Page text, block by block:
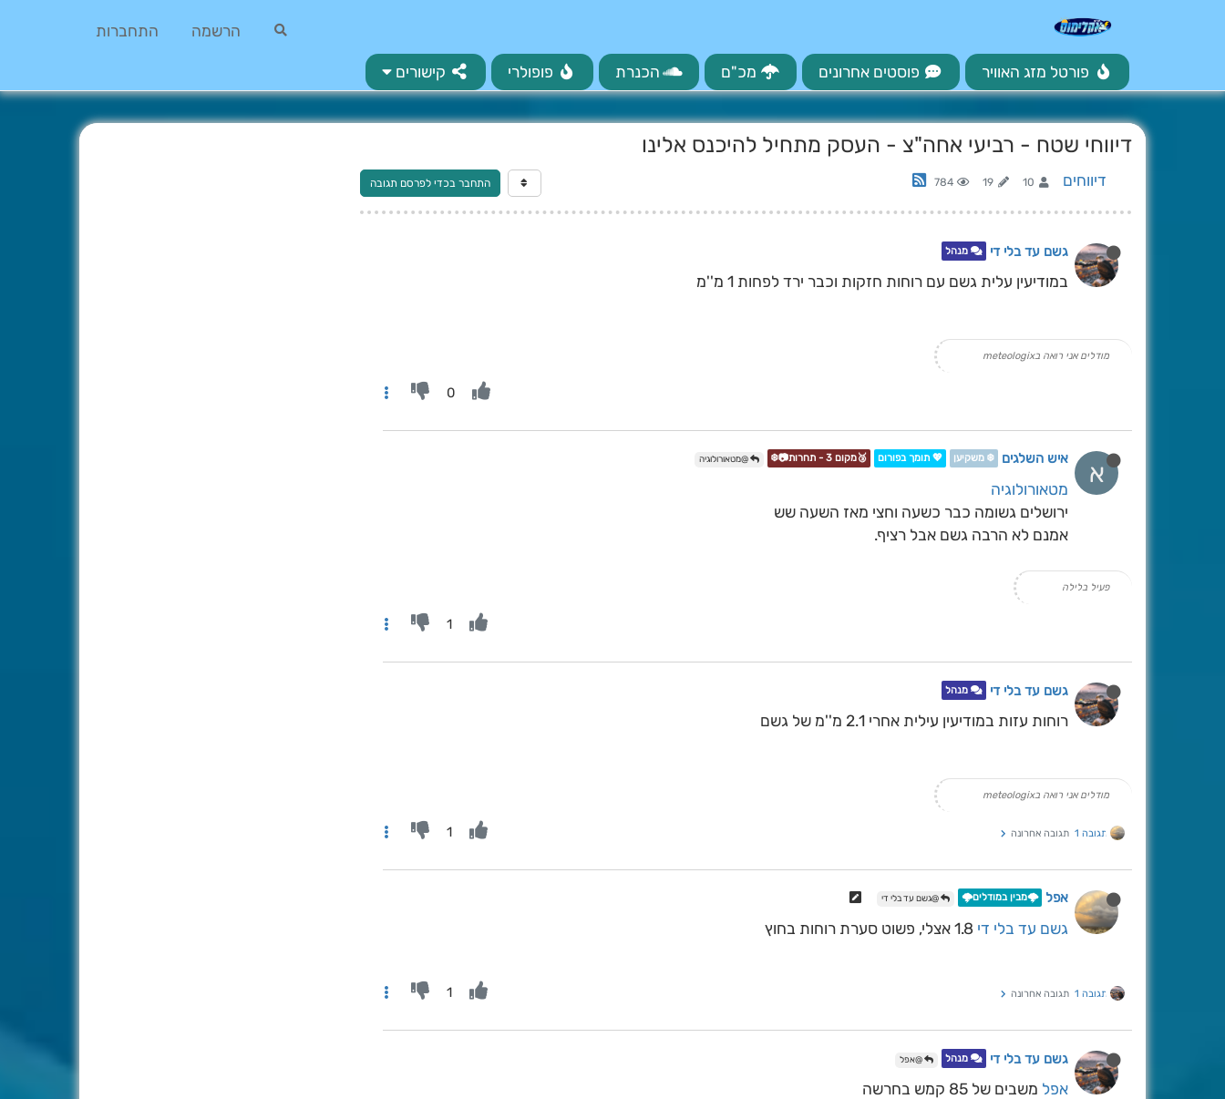
הרשמה התחברות
פורטל מזג האוויר פוסטים אחרונים מכ"ם הכנרת פופולרי קישורים
דיווחי שטח - רביעי אחה"צ - העסק מתחיל להיכנס אלינו
דיווחים 10
19
784 התחבר בכדי לפרסם תגובה
גשם עד בלי די מנהל
במודיעין עלית גשם עם רוחות חזקות וכבר ירד לפחות 1 מ''מ
מודלים אני רואה בmeteologix
0
א איש השלגים ❄️ משקיען 💖 תומך בפורום 🥉מקום 3 - תחרות📷❄️ @מטאורולוגיה
מטאורולוגיה
ירושלים גשומה כבר כשעה וחצי מאז השעה שש
אמנם לא הרבה גשם אבל רציף.
פעיל בלילה
1
גשם עד בלי די מנהל
רוחות עזות במודיעין עילית אחרי 2.1 מ''מ של גשם
מודלים אני רואה בmeteologix
תגובה 1 תגובה אחרונה 1
אפל 🌩️מבין במודלים🌩️ @גשם עד בלי די
גשם עד בלי די
תגובה 1 תגובה אחרונה 1
גשם עד בלי די מנהל @אפל
אפל משבים של 85 קמש בחרשה